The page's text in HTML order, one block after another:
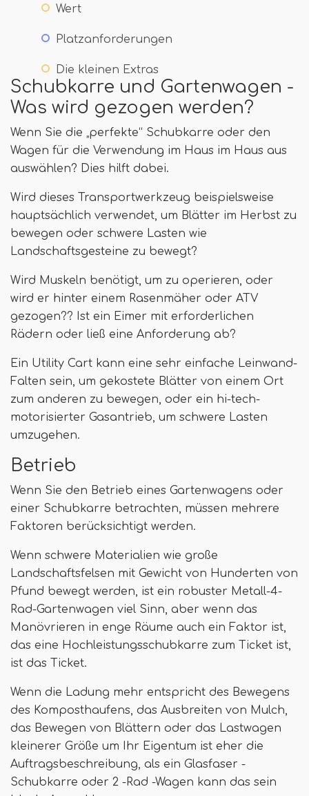
Wert
Platzanforderungen
Die kleinen Extras
Schubkarre und Gartenwagen -
Was wird gezogen werden?
Wenn Sie die „perfekte“ Schubkarre oder den
Wagen für die Verwendung im Haus im Haus aus
auswählen? Dies hilft dabei.
Wird dieses Transportwerkzeug beispielsweise
hauptsächlich verwendet, um Blätter im Herbst zu
bewegen oder schwere Lasten wie
Landschaftsgesteine ​​zu bewegt?
Wird Muskeln benötigt, um zu operieren, oder
wird er hinter einem Rasenmäher oder ATV
gezogen?? Ist ein Eimer mit erforderlichen
Rädern oder ließ eine Anforderung ab?
Ein Utility Cart kann eine sehr einfache Leinwand-
Falten sein, um gekostete Blätter von einem Ort
zum anderen zu bewegen, oder ein hi-tech-
motorisierter Gasantrieb, um schwere Lasten
umzugehen.
Betrieb
Wenn Sie den Betrieb eines Gartenwagens oder
einer Schubkarre betrachten, müssen mehrere
Faktoren berücksichtigt werden.
Wenn schwere Materialien wie große
Landschaftsfelsen mit Gewicht von Hunderten von
Pfund bewegt werden, ist ein robuster Metall-4-
Rad-Gartenwagen viel Sinn, aber wenn das
Manövrieren in enge Räume auch ein Faktor ist,
das eine Hochleistungsschubkarre zum Ticket ist,
ist das Ticket.
Wenn die Ladung mehr entspricht des Bewegens
des Komposthaufens, das Ausbreiten von Mulch,
das Bewegen von Blättern oder das Lastwagen
kleinerer Größe um Ihr Eigentum ist eher die
Auftragsbeschreibung, als ein Glasfaser -
Schubkarre oder 2 -Rad -Wagen kann das sein